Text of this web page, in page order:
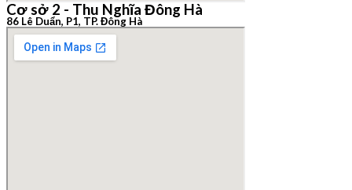
Cơ sở 2 - Thu Nghĩa Đông Hà
86 Lê Duẩn, P1, TP. Đông Hà